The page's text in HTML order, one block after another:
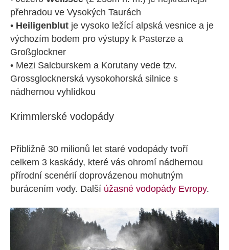
přehradou ve Vysokých Taurách
• Heiligenblut je vysoko ležící alpská vesnice a je
výchozím bodem pro výstupy k Pasterze a
Großglockner
• Mezi Salcburskem a Korutany vede tzv.
Grossglocknerská vysokohorská silnice s
nádhernou vyhlídkou
Krimmlerské vodopády
Přibližně 30 milionů let staré vodopády tvoří
celkem 3 kaskády, které vás ohromí nádhernou
přírodní scenérií doprovázenou mohutným
burácením vody. Další úžasné vodopády Evropy.